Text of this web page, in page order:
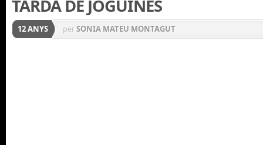
TARDA DE JOGUINES
12 ANYS perSONIA MATEU MONTAGUT